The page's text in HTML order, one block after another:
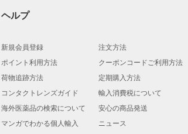
ヘルプ
新規会員登録 注文方法
ポイント利用方法
クーポンコードご利用方法
荷物追跡方法
定期購入方法
コンタクトレンズガイド
輸入消費税について
海外医薬品の検索について
安心の商品発送
マンガでわかる個人輸入
ニュース